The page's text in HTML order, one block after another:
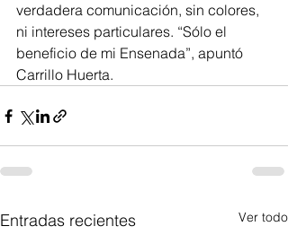
verdadera comunicación, sin colores,
ni intereses particulares. “Sólo el
beneficio de mi Ensenada”, apuntó
Carrillo Huerta.
Entradas recientes Ver todo